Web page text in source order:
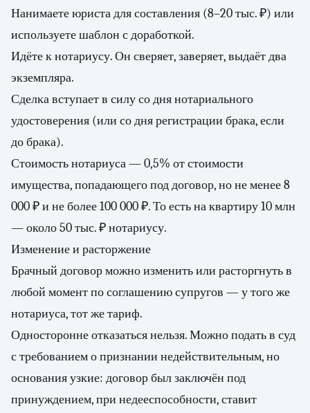
Нанимаете юриста для составления (8–20 тыс. ₽) или
используете шаблон с доработкой.
Идёте к нотариусу. Он сверяет, заверяет, выдаёт два
экземпляра.
Сделка вступает в силу со дня нотариального
удостоверения (или со дня регистрации брака, если
до брака).
Стоимость нотариуса — 0,5% от стоимости
имущества, попадающего под договор, но не менее 8
000 ₽ и не более 100 000 ₽. То есть на квартиру 10 млн
— около 50 тыс. ₽ нотариусу.
Изменение и расторжение
Брачный договор можно изменить или расторгнуть в
любой момент по соглашению супругов — у того же
нотариуса, тот же тариф.
Односторонне отказаться нельзя. Можно подать в суд
с требованием о признании недействительным, но
основания узкие: договор был заключён под
принуждением, при недееспособности, ставит